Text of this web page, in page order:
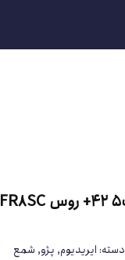
شمع بوش پایه بلند تیپ5 42+ روس FR8SC
دسته:ایریدیوم, پژو, شمع